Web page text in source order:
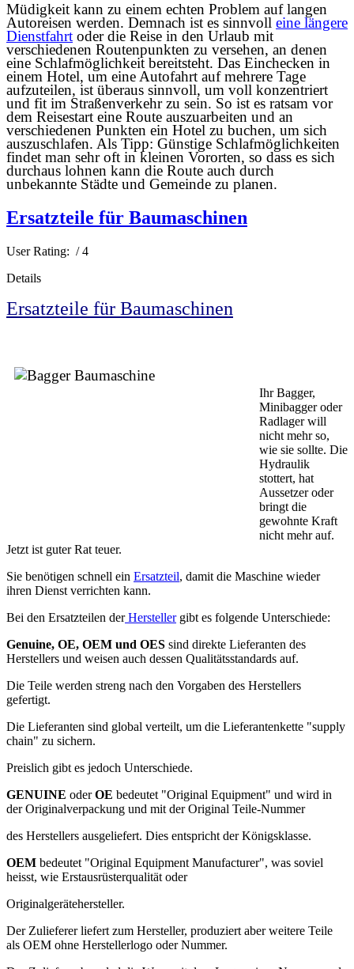
Müdigkeit kann zu einem echten Problem auf langen
Autoreisen werden. Demnach ist es sinnvoll eine längere
Dienstfahrt oder die Reise in den Urlaub mit
verschiedenen Routenpunkten zu versehen, an denen
eine Schlafmöglichkeit bereitsteht. Das Einchecken in
einem Hotel, um eine Autofahrt auf mehrere Tage
aufzuteilen, ist überaus sinnvoll, um voll konzentriert
und fit im Straßenverkehr zu sein. So ist es ratsam vor
dem Reisestart eine Route auszuarbeiten und an
verschiedenen Punkten ein Hotel zu buchen, um sich
auszuschlafen. Als Tipp: Günstige Schlafmöglichkeiten
findet man sehr oft in kleinen Vororten, so dass es sich
durchaus lohnen kann die Route auch durch
unbekannte Städte und Gemeinde zu planen.
Ersatzteile für Baumaschinen
User Rating: / 4
Details
Ersatzteile für Baumaschinen
Ihr Bagger,
Minibagger oder
Radlager will
nicht mehr so,
wie sie sollte. Die
Hydraulik
stottert, hat
Aussetzer oder
bringt die
gewohnte Kraft
nicht mehr auf.
Jetzt ist guter Rat teuer.
Sie benötigen schnell ein Ersatzteil, damit die Maschine wieder
ihren Dienst verrichten kann.
Bei den Ersatzteilen derHerstellergibt es folgende Unterschiede:
Genuine, OE, OEM und OES sind direkte Lieferanten des
Herstellers und weisen auch dessen Qualitätsstandards auf.
Die Teile werden streng nach den Vorgaben des Herstellers
gefertigt.
Die Lieferanten sind global verteilt, um die Lieferantenkette "supply
chain" zu sichern.
Preislich gibt es jedoch Unterschiede.
GENUINE oderOE bedeutet "Original Equipment" und wird in
der Originalverpackung und mit der Original Teile-Nummer
des Herstellers ausgeliefert. Dies entspricht der Königsklasse.
OEM bedeutet "Original Equipment Manufacturer", was soviel
heisst, wie Erstausrüsterqualität oder
Originalgerätehersteller.
Der Zulieferer liefert zum Hersteller, produziert aber weitere Teile
als OEM ohne Herstellerlogo oder Nummer.